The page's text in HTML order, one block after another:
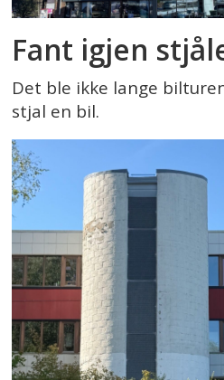
Fant igjen
Det ble ikke lange
stjal en bil.